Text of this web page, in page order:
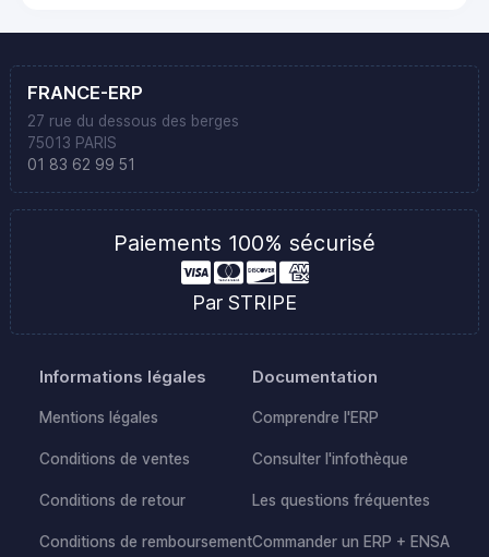
FRANCE-ERP
27 rue du dessous des berges
75013 PARIS
01 83 62 99 51
Paiements 100% sécurisé
Par STRIPE
Informations légales
Mentions légales
Conditions de ventes
Conditions de retour
Conditions de remboursement
Documentation
Comprendre l'ERP
Consulter l'infothèque
Les questions fréquentes
Commander un ERP + ENSA